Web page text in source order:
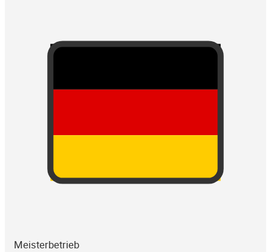
Meisterbetrieb